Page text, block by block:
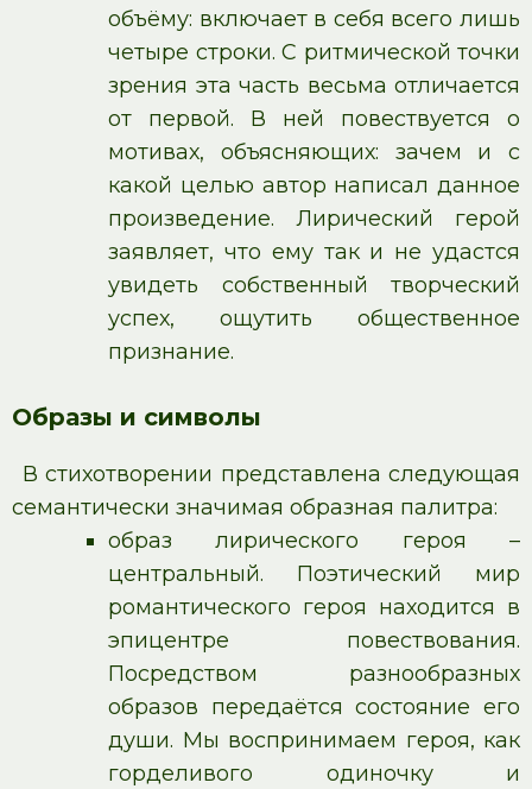
объёму: включает в себя всего лишь
четыре строки. С ритмической точки
зрения эта часть весьма отличается
от первой. В ней повествуется о
мотивах, объясняющих: зачем и с
какой целью автор написал данное
произведение. Лирический герой
заявляет, что ему так и не удастся
увидеть собственный творческий
успех, ощутить общественное
признание.
Образы и символы
В стихотворении представлена следующая
семантически значимая образная палитра:
образ лирического героя –
центральный. Поэтический мир
романтического героя находится в
эпицентре повествования.
Посредством разнообразных
образов передаётся состояние его
души. Мы воспринимаем героя, как
горделивого одиночку и